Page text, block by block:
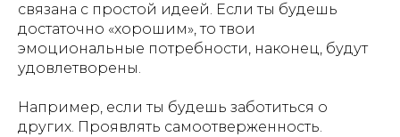
связана с простой идеей. Если ты будешь
достаточно «хорошим», то твои
эмоциональные потребности, наконец, будут
удовлетворены.
Например, если ты будешь заботиться о
других. Проявлять самоотверженность.